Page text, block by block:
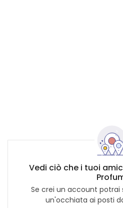
Vedi ciò che i tuoi
Se crei un account potrai
un'occhiata ai posti